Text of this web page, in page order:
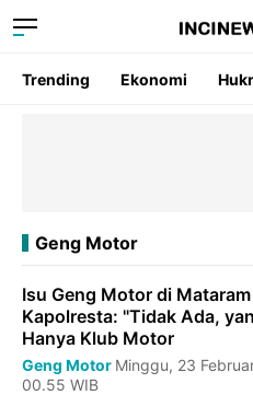
Trending Ekonomi
Geng Motor
Isu Geng Motor di
Kapolresta: "Tidak Ada,
Hanya Klub Motor
Geng Motor Minggu, 23
00.55 WIB